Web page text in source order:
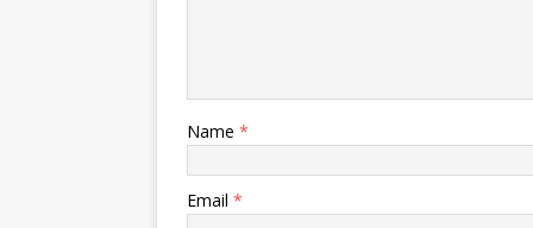
Name *
Email *